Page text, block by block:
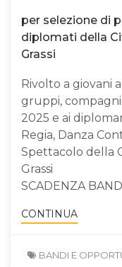
per selezione di
diplomati della
Grassi
Rivolto a giovani
gruppi,
2025 e ai
Regia, Danza
Spettacolo della
Grassi
SCADENZA
CONTINUA
BANDI E